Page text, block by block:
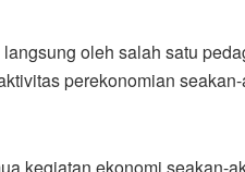
oleh salah satu
perekonomian
kegiatan ekonomi seakan-